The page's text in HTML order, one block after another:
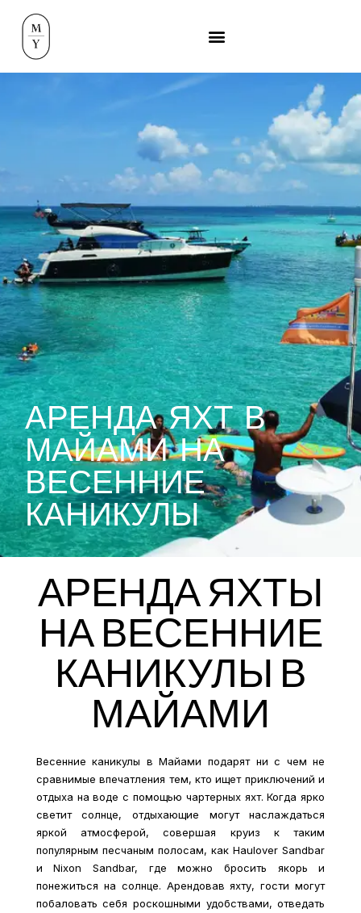
АРЕНДА ЯХТ В
МАЙАМИ НА
ВЕСЕННИЕ
КАНИКУЛЫ
АРЕНДА ЯХТЫ
НА ВЕСЕННИЕ
КАНИКУЛЫ В
МАЙАМИ
Весенние каникулы в Майами подарят ни с чем не
сравнимые впечатления тем, кто ищет приключений и
отдыха на воде с помощью чартерных яхт. Когда ярко
светит солнце, отдыхающие могут наслаждаться
яркой атмосферой, совершая круиз к таким
популярным песчаным полосам, как Haulover Sandbar
и Nixon Sandbar, где можно бросить якорь и
понежиться на солнце. Арендовав яхту, гости могут
побаловать себя роскошными удобствами, отведать